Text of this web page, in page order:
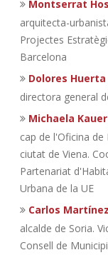
Montserrat
arquitecta-
Projectes
Barcelona
Dolores Huerta
directora general
Michaela
cap de l'Oficina de
ciutat de Viena.
Partenariat
Urbana de la UE
Carlos
alcalde de Soria.
Consell de